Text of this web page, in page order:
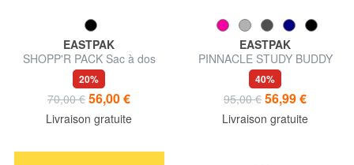
EASTPAK
SHOPP'R PACK Sac à dos
pour ordinateur portable 13
pouces
20%
70,00 € 56,00 €
Livraison gratuite
EASTPAK
PINNACLE STUDY BUDDY
Sac à dos avec support pour
ordinateur portable 15,6"
40%
95,00 € 56,99 €
Livraison gratuite